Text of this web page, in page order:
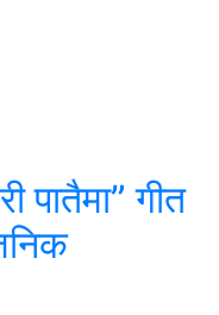
पातैमा” गीत